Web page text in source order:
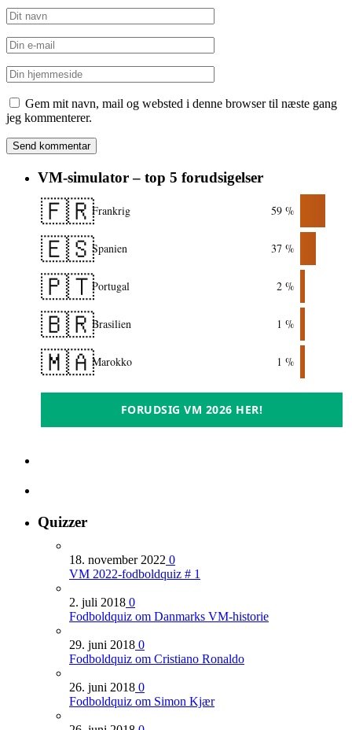
Gem mit navn, mail og websted i denne browser til næste gang
jeg kommenterer.
VM-simulator – top 5 forudsigelser
🇫🇷Frankrig 59 %
🇪🇸Spanien 37 %
🇵🇹Portugal 2 %
🇧🇷Brasilien 1 %
🇲🇦Marokko 1 %
FORUDSIG VM 2026 HER!
Quizzer
18. november 2022 0
VM 2022-fodboldquiz # 1
2. juli 2018 0
Fodboldquiz om Danmarks VM-historie
29. juni 2018 0
Fodboldquiz om Cristiano Ronaldo
26. juni 2018 0
Fodboldquiz om Simon Kjær